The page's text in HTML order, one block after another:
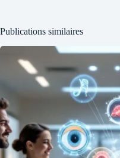
Publications similaires